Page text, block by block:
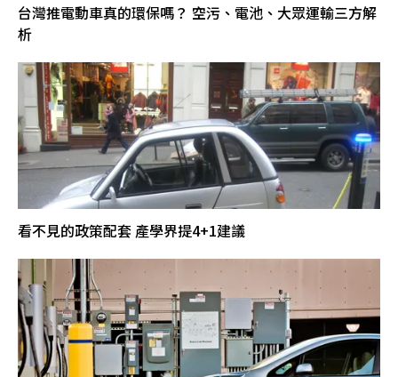
台灣推電動車真的環保嗎？ 空污、電池、大眾運輸三方解
析
看不見的政策配套 產學界提4+1建議